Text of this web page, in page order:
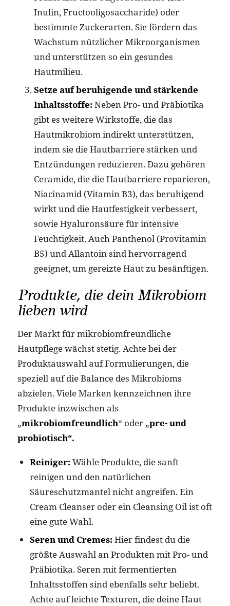
Inulin, Fructooligosaccharide) oder
bestimmte Zuckerarten. Sie fördern das
Wachstum nützlicher Mikroorganismen
und unterstützen so ein gesundes
Hautmilieu.
Setze auf beruhigende und stärkende
Inhaltsstoffe: Neben Pro- und Präbiotika
gibt es weitere Wirkstoffe, die das
Hautmikrobiom indirekt unterstützen,
indem sie die Hautbarriere stärken und
Entzündungen reduzieren. Dazu gehören
Ceramide, die die Hautbarriere reparieren,
Niacinamid (Vitamin B3), das beruhigend
wirkt und die Hautfestigkeit verbessert,
sowie Hyaluronsäure für intensive
Feuchtigkeit. Auch Panthenol (Provitamin
B5) und Allantoin sind hervorragend
geeignet, um gereizte Haut zu besänftigen.
Produkte, die dein Mikrobiom
lieben wird
Der Markt für mikrobiomfreundliche
Hautpflege wächst stetig. Achte bei der
Produktauswahl auf Formulierungen, die
speziell auf die Balance des Mikrobioms
abzielen. Viele Marken kennzeichnen ihre
Produkte inzwischen als
„mikrobiomfreundlich“ oder „pre- und
probiotisch“.
Reiniger: Wähle Produkte, die sanft
reinigen und den natürlichen
Säureschutzmantel nicht angreifen. Ein
Cream Cleanser oder ein Cleansing Oil ist oft
eine gute Wahl.
Seren und Cremes: Hier findest du die
größte Auswahl an Produkten mit Pro- und
Präbiotika. Seren mit fermentierten
Inhaltsstoffen sind ebenfalls sehr beliebt.
Achte auf leichte Texturen, die deine Haut